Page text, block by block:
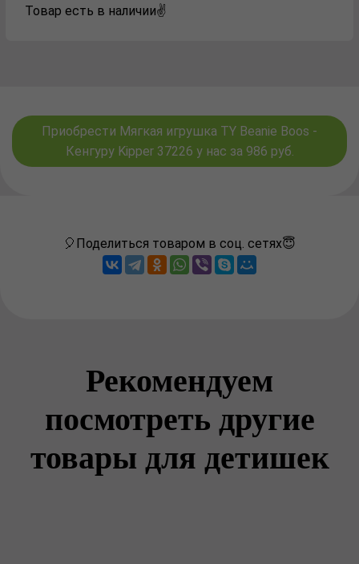
Товар есть в наличии✌️
Приобрести Мягкая игрушка TY Beanie Boos -
Кенгуру Kipper 37226 у нас за 986 руб.
🎈Поделиться товаром в соц. сетях😇
Рекомендуем
посмотреть другие
товары для детишек